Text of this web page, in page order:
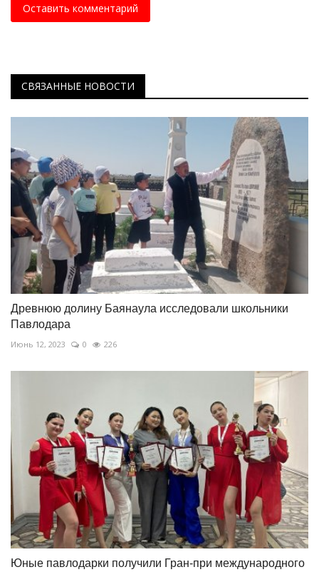
Оставить комментарий
СВЯЗАННЫЕ НОВОСТИ
Древнюю долину Баянаула исследовали школьники
Павлодара
Июнь 12, 2023 0 226
Юные павлодарки получили Гран-при международного